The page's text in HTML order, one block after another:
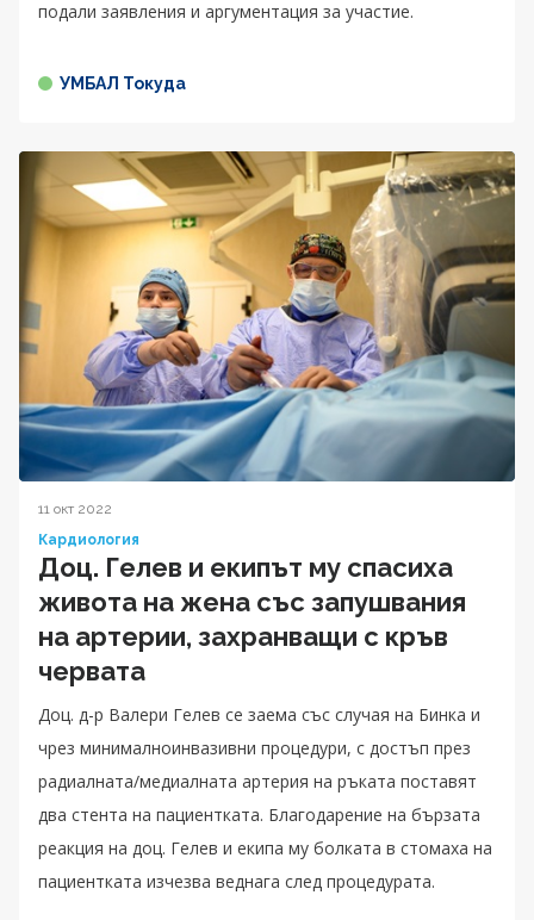
подали заявления и аргументация за участие.
УМБАЛ Токуда
11 окт 2022
Кардиология
Доц. Гелев и екипът му спасиха
живота на жена със запушвания
на артерии, захранващи с кръв
червата
Доц. д-р Валери Гелев се заема със случая на Бинка и
чрез минималноинвазивни процедури, с достъп през
радиалната/медиалната артерия на ръката поставят
два стента на пациентката. Благодарение на бързата
реакция на доц. Гелев и екипа му болката в стомаха на
пациентката изчезва веднага след процедурата.